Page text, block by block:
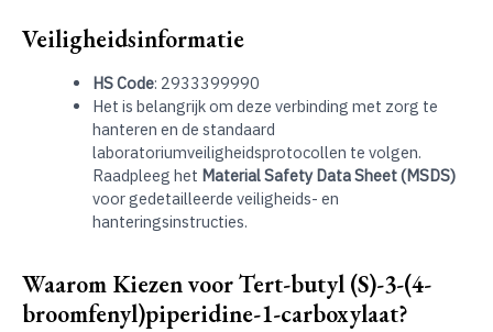
Veiligheidsinformatie
HS Code: 2933399990
Het is belangrijk om deze verbinding met zorg te
hanteren en de standaard
laboratoriumveiligheidsprotocollen te volgen.
Raadpleeg het Material Safety Data Sheet (MSDS)
voor gedetailleerde veiligheids- en
hanteringsinstructies.
Waarom Kiezen voor Tert-butyl (S)-3-(4-
broomfenyl)piperidine-1-carboxylaat?